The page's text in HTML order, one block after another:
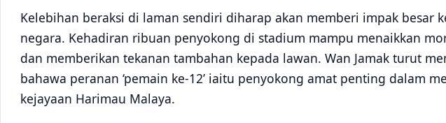
Kelebihan beraksi di laman sendiri diharap akan memberi impak besar
negara. Kehadiran ribuan penyokong di stadium mampu menaikkan
dan memberikan tekanan tambahan kepada lawan. Wan Jamak turut
bahawa peranan ‘pemain ke-12’ iaitu penyokong amat penting dalam
kejayaan Harimau Malaya.